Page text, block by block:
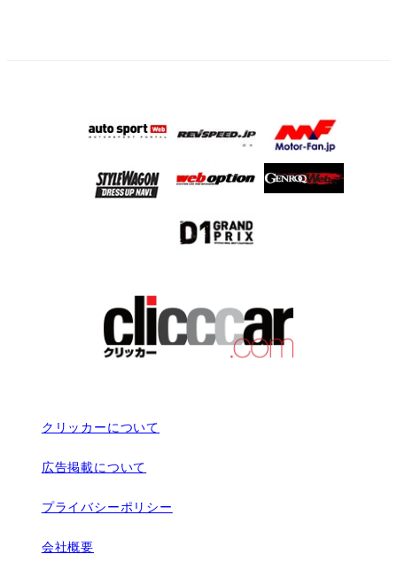
クリッカーについて
広告掲載について
プライバシーポリシー
会社概要